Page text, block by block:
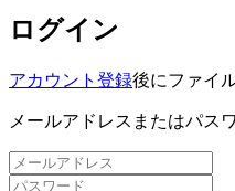
ログイン
アカウント登録後にファイ
メールアドレスまたはパス